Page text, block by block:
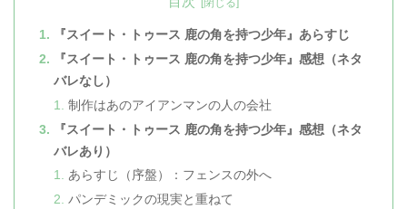
『スイート・トゥース 鹿の角を持つ少年』あらすじ
『スイート・トゥース 鹿の角を持つ少年』感想（ネタ
バレなし）
制作はあのアイアンマンの人の会社
『スイート・トゥース 鹿の角を持つ少年』感想（ネタ
バレあり）
あらすじ（序盤）：フェンスの外へ
パンデミックの現実と重ねて